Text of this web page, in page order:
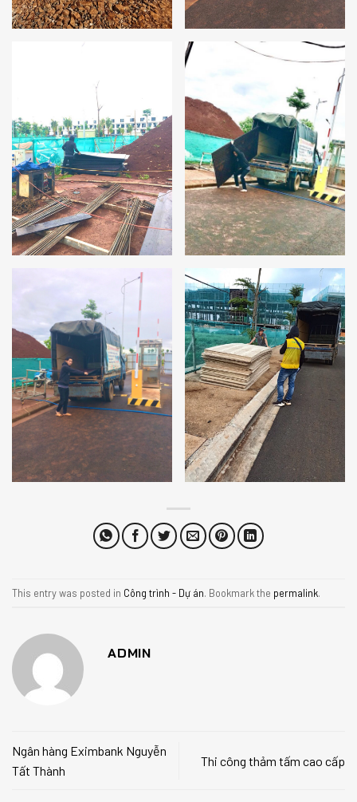
This entry was posted in Công trình - Dự án. Bookmark the permalink.
ADMIN
Ngân hàng Eximbank Nguyễn
Tất Thành
Thi công thảm tấm cao cấp